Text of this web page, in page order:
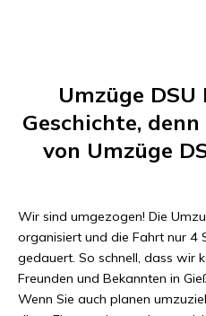
Umzüge DSU
Geschichte,
von Umzüge
Wir sind umgezogen! Die
organisiert und die Fahrt nur 4
gedauert. So schnell, dass wir
Freunden und Bekannten in
Wenn Sie auch planen